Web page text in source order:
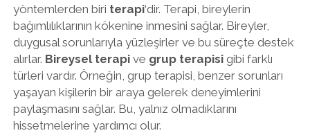
yöntemlerden biri terapi‘dir. Terapi, bireylerin
bağımlılıklarının kökenine inmesini sağlar. Bireyler,
duygusal sorunlarıyla yüzleşirler ve bu süreçte destek
alırlar. Bireysel terapive grup terapisigibi farklı
türleri vardır. Örneğin, grup terapisi, benzer sorunları
yaşayan kişilerin bir araya gelerek deneyimlerini
paylaşmasını sağlar. Bu, yalnız olmadıklarını
hissetmelerine yardımcı olur.